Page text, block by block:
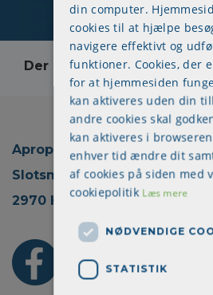
Der skete en fejl, kontakt
Apropos Kommunikation
Slotsmarken 18, 2.
2970 Hørsholm
din computer.
cookies til at hjælpe
navigere effektivt og
funktioner. Cookies, der
for at hjemmesiden
kan aktiveres uden din
andre cookies skal
kan aktiveres i
enhver tid ændre dit
af cookies på siden med
cookiepolitik Læs mere
NØDVENDIGE
STATISTIK